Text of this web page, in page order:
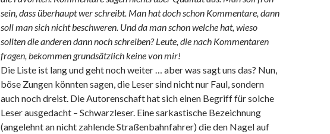
sein, dass überhaupt wer schreibt. Man hat doch schon Kommentare, dann
soll man sich nicht beschweren. Und da man schon welche hat, wieso
sollten die anderen dann noch schreiben? Leute, die nach Kommentaren
fragen, bekommen grundsätzlich keine von mir!
Die Liste ist lang und geht noch weiter … aber was sagt uns das? Nun,
böse Zungen könnten sagen, die Leser sind nicht nur Faul, sondern
auch noch dreist. Die Autorenschaft hat sich einen Begriff für solche
Leser ausgedacht – Schwarzleser. Eine sarkastische Bezeichnung
(angelehnt an nicht zahlende Straßenbahnfahrer) die den Nagel auf